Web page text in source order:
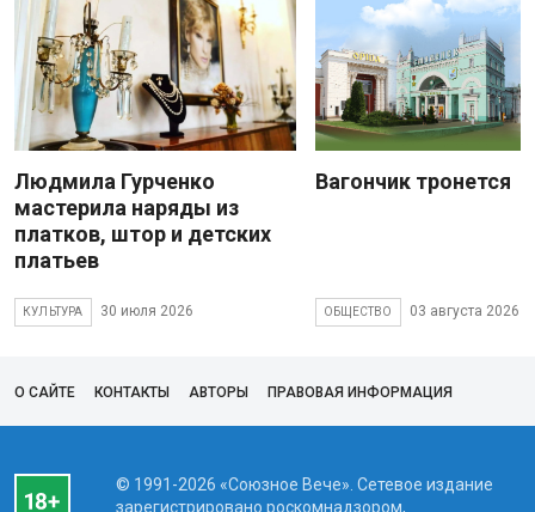
Людмила Гурченко
мастерила наряды из
платков, штор и детских
платьев
КУЛЬТУРА 30 июля 2026
Вагончик тронется
ОБЩЕСТВО 03 августа 2026
О САЙТЕ КОНТАКТЫ АВТОРЫ ПРАВОВАЯ ИНФОРМАЦИЯ
© 1991-2026 «Союзное Вече». Сетевое издание
зарегистрировано роскомнадзором,